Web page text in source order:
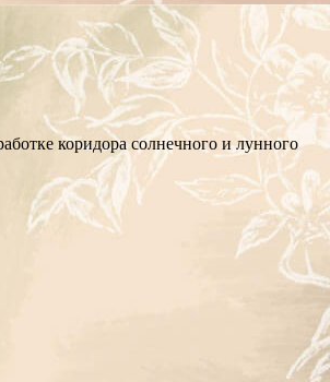
коридора солнечного и лунного